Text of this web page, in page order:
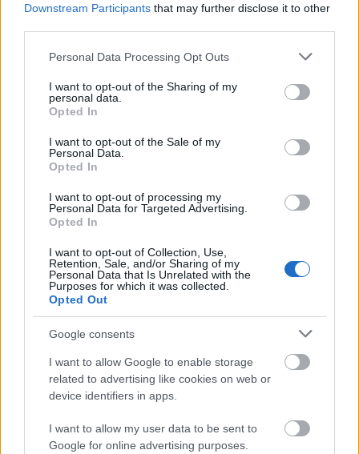
Downstream Participants that may further disclose it to other
Please note that this website/app uses one or more Google
not limited to your visit or usage behaviour. You may click to
grant or deny consent to Google and its third-party tags to
use your data for below specified purposes in below Google
consent section.
Personal Data Processing Opt Outs
I want to opt-out of the Sharing of my
personal data.
Opted In
I want to opt-out of the Sale of my
Personal Data.
Opted In
I want to opt-out of processing my
Personal Data for Targeted Advertising.
Opted In
I want to opt-out of Collection, Use,
Retention, Sale, and/or Sharing of my
Personal Data that Is Unrelated with the
Purposes for which it was collected.
Opted Out
Google consents
I want to allow Google to enable storage
related to advertising like cookies on web or
device identifiers in apps.
I want to allow my user data to be sent to
Google for online advertising purposes.
A hónap receptje: a vianočná
kapustnica, azaz a szlovákok
karácsonyi káposztalevese
Európa Pont•2021. december 22.